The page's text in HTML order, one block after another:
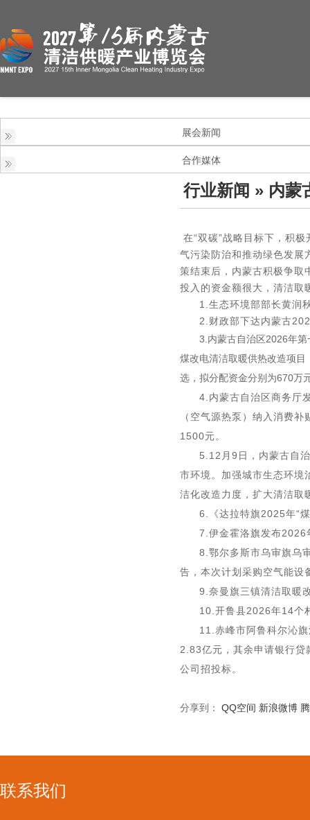
展会新闻
合作媒体
行业新闻 » 内蒙
在“双碳”战略目标下，积
气污染防治和推动绿色发展
策结束后，内蒙古积极争取
投入的资金额很大，清洁取
1.生态环境部部长黄润
2.财政部下达内蒙古
3.内蒙古自治区2026年
煤改电清洁取暖供热改造项目
选，拟分配资金分别为670万
4.内蒙古自治区商务厅
（ 空气源热泵 ）纳入消费补
1500元。
5.12月9日，内蒙古自
市环境。加强城市生态环境
洁化改造力度，扩大清洁取
6.《达拉特旗2025年“
7.伊金霍洛旗发布2026
8.鄂尔多斯市乌审旗乌
告，本次计划采购空气能设
9.奈曼旗三镇清洁取暖
10.开鲁县2026年14个
11.赤峰市阿鲁科尔沁
2.83亿元，其余申请银行
公司招投标。
分享到： QQ空间 新浪微博
联系我们